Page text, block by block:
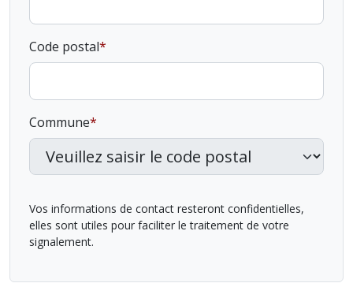
Code postal
Commune
Vos informations de contact resteront confidentielles,
elles sont utiles pour faciliter le traitement de votre
signalement.